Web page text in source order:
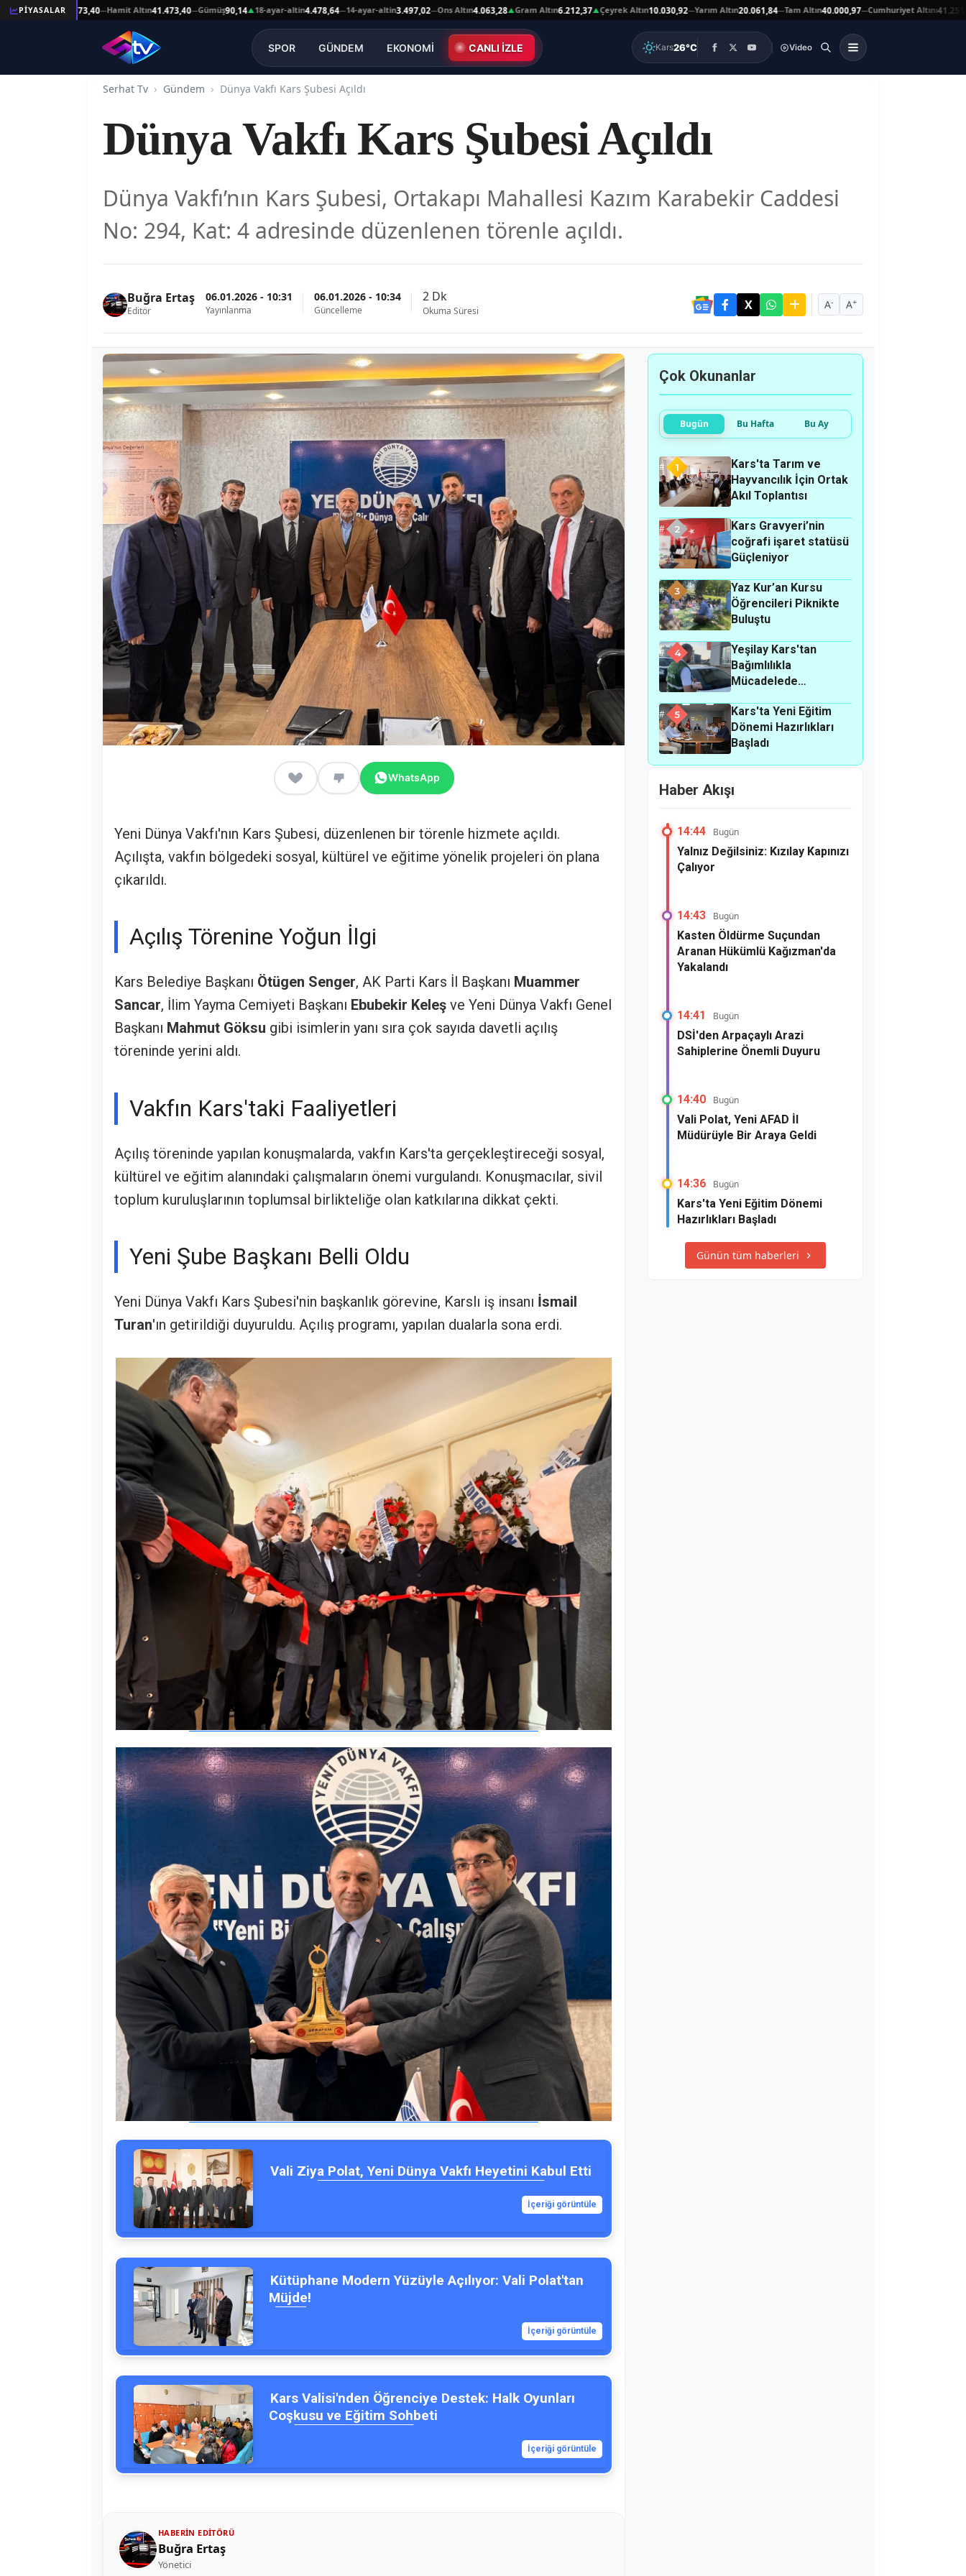
PİYASALAR
Altın41.473,40 —Hamit Altın41.473,40—Gümüş90,14▲18-ayar-altin4.478,64—14-ayar-altin3.497,02—Ons Altın4.063,28▲Gram Altın6.212,37▲Çeyrek Altın10.030,92—Yarım Altın20.061,84—Tam Altın40.000,97—Cumhuriyet Altını41.251,00 ▼
SPOR GÜNDEM EKONOMİ CANLI İZLE Kars26°C Video
Serhat Tv Gündem Dünya Vakfı Kars Şubesi Açıldı
Dünya Vakfı Kars Şubesi Açıldı
Dünya Vakfı’nın Kars Şubesi, Ortakapı Mahallesi Kazım Karabekir Caddesi
No: 294, Kat: 4 adresinde düzenlenen törenle açıldı.
Buğra Ertaş
Editör
06.01.2026 - 10:31
Yayınlanma
06.01.2026 - 10:34
Güncelleme
2 Dk
Okuma Süresi A- A+
WhatsApp
Yeni Dünya Vakfı'nın Kars Şubesi, düzenlenen bir törenle hizmete açıldı.
Açılışta, vakfın bölgedeki sosyal, kültürel ve eğitime yönelik projeleri ön plana
çıkarıldı.
Açılış Törenine Yoğun İlgi
Kars Belediye Başkanı Ötügen Senger, AK Parti Kars İl Başkanı Muammer
Sancar, İlim Yayma Cemiyeti Başkanı Ebubekir Keleş ve Yeni Dünya Vakfı Genel
Başkanı Mahmut Göksu gibi isimlerin yanı sıra çok sayıda davetli açılış
töreninde yerini aldı.
Vakfın Kars'taki Faaliyetleri
Açılış töreninde yapılan konuşmalarda, vakfın Kars'ta gerçekleştireceği sosyal,
kültürel ve eğitim alanındaki çalışmaların önemi vurgulandı. Konuşmacılar, sivil
toplum kuruluşlarının toplumsal birlikteliğe olan katkılarına dikkat çekti.
Yeni Şube Başkanı Belli Oldu
Yeni Dünya Vakfı Kars Şubesi'nin başkanlık görevine, Karslı iş insanı İsmail
Turan'ın getirildiği duyuruldu. Açılış programı, yapılan dualarla sona erdi.
Vali Ziya Polat, Yeni Dünya Vakfı Heyetini Kabul Etti
İçeriği görüntüle
Kütüphane Modern Yüzüyle Açılıyor: Vali Polat'tan
Müjde!
İçeriği görüntüle
Kars Valisi'nden Öğrenciye Destek: Halk Oyunları
Coşkusu ve Eğitim Sohbeti
İçeriği görüntüle
HABERIN EDITÖRÜ
Buğra Ertaş
Yönetici
Çok Okunanlar
Bugün Bu Hafta Bu Ay
1
Kars'ta Tarım ve
Hayvancılık İçin Ortak
Akıl Toplantısı
2
Kars Gravyeri’nin
coğrafi işaret statüsü
Güçleniyor
3
Yaz Kur’an Kursu
Öğrencileri Piknikte
Buluştu
4
Yeşilay Kars'tan
Bağımlılıkla
Mücadelede
Seferberliği
5
Kars'ta Yeni Eğitim
Dönemi Hazırlıkları
Başladı
Haber Akışı
14:44 Bugün
Yalnız Değilsiniz: Kızılay Kapınızı
Çalıyor
14:43 Bugün
Kasten Öldürme Suçundan
Aranan Hükümlü Kağızman'da
Yakalandı
14:41 Bugün
DSİ'den Arpaçaylı Arazi
Sahiplerine Önemli Duyuru
14:40 Bugün
Vali Polat, Yeni AFAD İl
Müdürüyle Bir Araya Geldi
14:36 Bugün
Kars'ta Yeni Eğitim Dönemi
Hazırlıkları Başladı
Günün tüm haberleri